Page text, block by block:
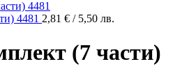
4481 2,81 € / 5,50 лв.
(7 части)